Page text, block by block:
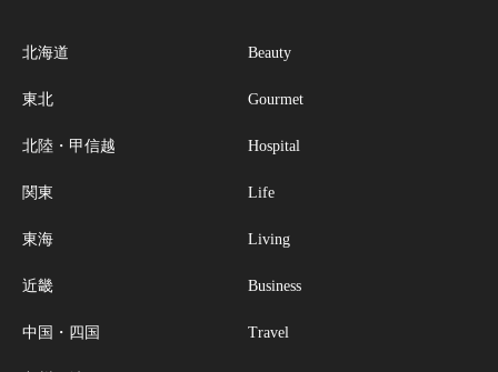
北海道
東北
北陸・甲信越
関東
東海
近畿
中国・四国
Beauty
Gourmet
Hospital
Life
Living
Business
Travel